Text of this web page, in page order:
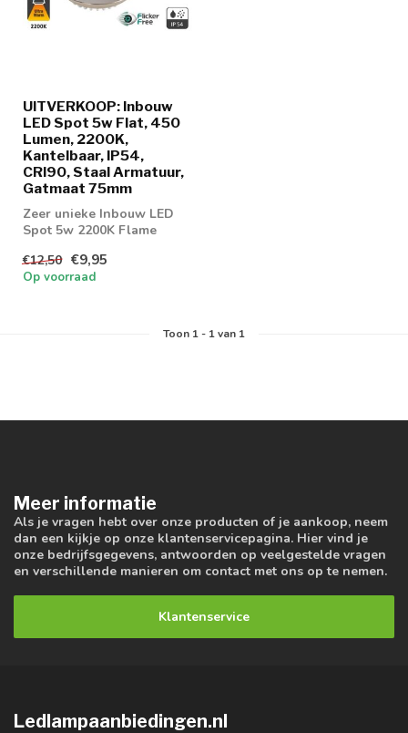
UITVERKOOP: Inbouw
LED Spot 5w Flat, 450
Lumen, 2200K,
Kantelbaar, IP54,
CRI90, Staal Armatuur,
Gatmaat 75mm
Zeer unieke Inbouw LED
Spot 5w 2200K Flame
slaapkamers, ...
€12,50 €9,95
Op voorraad
Toon 1- 1van 1
Meer informatie
Als je vragen hebt over onze producten of je aankoop, neem
dan een kijkje op onze klantenservicepagina. Hier vind je
onze bedrijfsgegevens, antwoorden op veelgestelde vragen
en verschillende manieren om contact met ons op te nemen.
Klantenservice
Ledlampaanbiedingen.nl